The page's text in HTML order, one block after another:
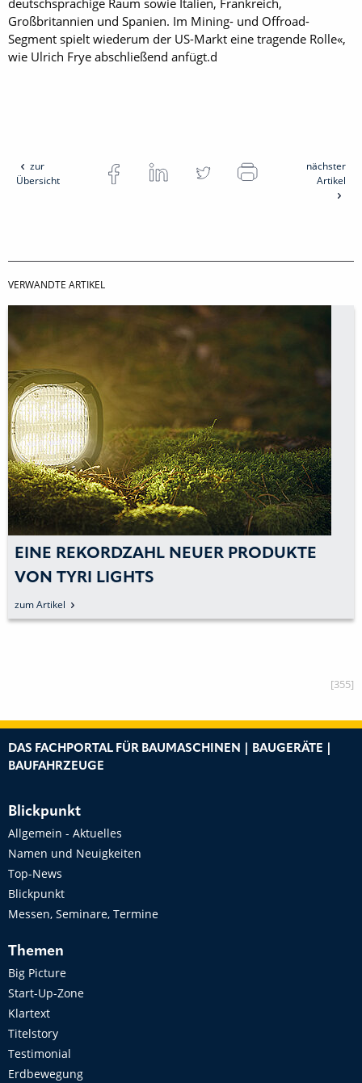
deutschsprachige Raum sowie Italien, Frankreich,
Großbritannien und Spanien. Im Mining- und Offroad-
Segment spielt wiederum der US-Markt eine tragende Rolle«,
wie Ulrich Frye abschließend anfügt.d
zur
Übersicht
nächster
Artikel
VERWANDTE ARTIKEL
LICHTSPEZIALIST TYRI: INNOVATIONEN
FÜR DIE BAUMASCHINENBRANCHE
zum Artikel
[355]
DAS FACHPORTAL FÜR BAUMASCHINEN | BAUGERÄTE |
BAUFAHRZEUGE
Blickpunkt
Allgemein - Aktuelles
Namen und Neuigkeiten
Top-News
Blickpunkt
Messen, Seminare, Termine
Themen
Big Picture
Start-Up-Zone
Klartext
Titelstory
Testimonial
Erdbewegung